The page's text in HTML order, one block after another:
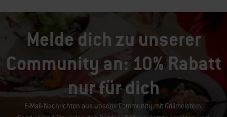
Melde dich zu unserer
Community an: 10% Rabatt
nur für dich
E-Mail-Nachrichten aus unserer Community mit Grillmeistern,